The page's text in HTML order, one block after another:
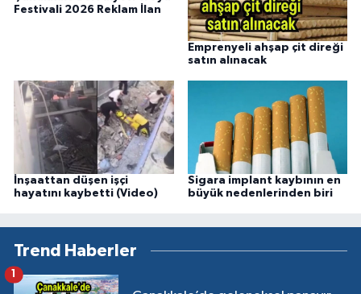
Festivali 2026 Reklam İlan
Emprenyeli ahşap çit direği
satın alınacak
İnşaattan düşen işçi
hayatını kaybetti (Video)
Sigara implant kaybının en
büyük nedenlerinden biri
Trend Haberler